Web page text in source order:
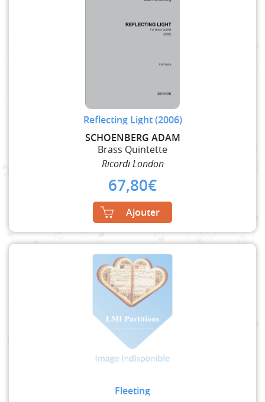
Reflecting Light (2006)
SCHOENBERG ADAM
Brass Quintette
Ricordi London
67,80€
Ajouter
Fleeting